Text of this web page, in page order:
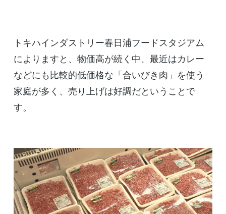
トキハインダストリー春日浦フードスタジアム
によりますと、物価高が続く中、最近はカレー
などにも比較的低価格な「合いびき肉」を使う
家庭が多く、売り上げは好調だということで
す。